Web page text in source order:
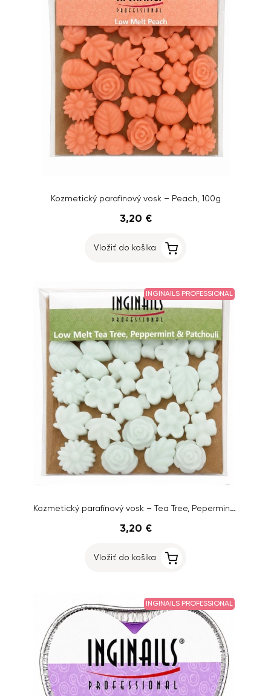
Kozmetický parafínový vosk – Peach, 100g
3,20 €
Vložiť do košíka
INGINAILS PROFESSIONAL
Kozmetický parafínový vosk – Tea Tree, Pepermint & Patchouli, 100g
3,20 €
Vložiť do košíka
INGINAILS PROFESSIONAL